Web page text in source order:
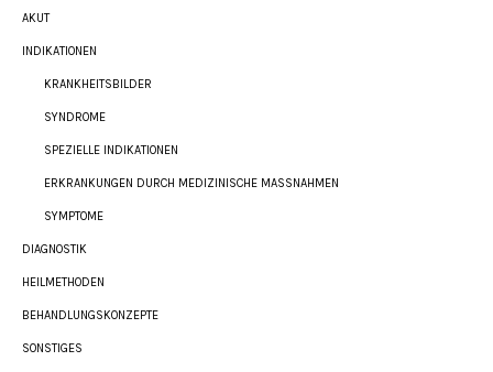
AKUT
INDIKATIONEN
KRANKHEITSBILDER
SYNDROME
SPEZIELLE INDIKATIONEN
ERKRANKUNGEN DURCH MEDIZINISCHE MASSNAHMEN
SYMPTOME
DIAGNOSTIK
HEILMETHODEN
BEHANDLUNGSKONZEPTE
SONSTIGES